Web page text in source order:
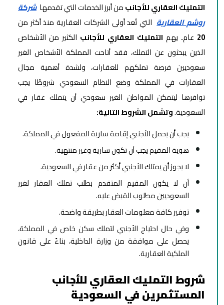
التمليك العقاري للأجانبمن أبرز الخدمات التي تقدمهاشركة
روشم العقارية التي تُعد أولى الشركات العقارية منذ أكثر من
20 عام. يهم التمليك العقاري للأجانب الكثير من الأشخاص
الذين يبحثون عن التملك، فقد أتاحت المملكة الأشخاص الغير
سعوديين فرصة تملكهم للعقارات، ولشدة أهمية مجال
العقارات في المملكة وضع النظام السعودي شروطًا يجب
توافرها ليتمكن المواطن الغير سعودي أن يتملك عقار في
السعودية.وتشمل الشروط التالية:
يجب أن يحمل الأجنبي إقامة سارية المفعول في المملكة.
هوية المقيم يجب أن تكون سارية وغير منتهية.
لا يجوز أن يمتلك الأجنبي أكثر من عقار في السعودية.
أن لا يكون المقيم المتقدم بطلب تملك العقار لغير
السعوديين مطلوب القبض عليه.
توفير كافة معلومات العقار بطريقة واضحة.
وفي حال احتياج الأجنبي لتملك سكن خاص في المملكة،
يحصل على موافقة من وزارة الداخلية، بناءً على قانون
الملكية العقارية.
شروط التمليك العقاري للأجانب
المستثمرين في السعودية